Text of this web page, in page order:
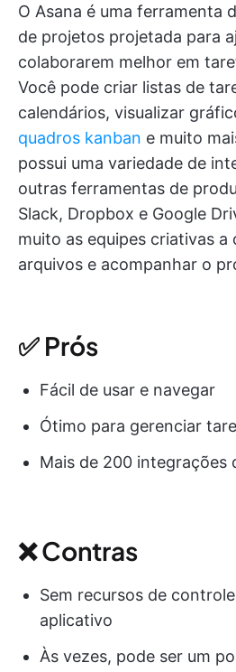
O Asana é uma ferramenta
de projetos projetada para
colaborarem melhor em
Você pode criar listas de
calendários, visualizar
quadros kanban e muito
possui uma variedade de
outras ferramentas de
Slack, Dropbox e Google
muito as equipes criativas
arquivos e acompanhar o
✅ Prós
Fácil de usar e navegar
Ótimo para gerenciar
Mais de 200 integrações
❌ Contras
Sem recursos de
aplicativo
Às vezes, pode ser um